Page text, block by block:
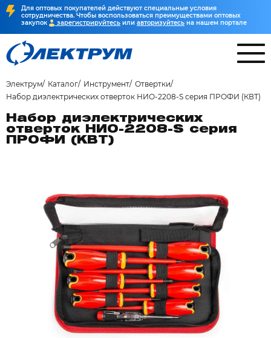
Для оптовых покупателей действуют специальные условия
сотрудничества. Чтобы воспользоваться преимуществами оптовых
закупок
зарегистрируйтесь или авторизуйтесь на нашем портале
Электрум Каталог Инструмент Отвертки
Набор диэлектрических отверток НИО-2208-S серия ПРОФИ (КВТ)
Набор диэлектрических
отверток НИО-2208-S серия
ПРОФИ (КВТ)